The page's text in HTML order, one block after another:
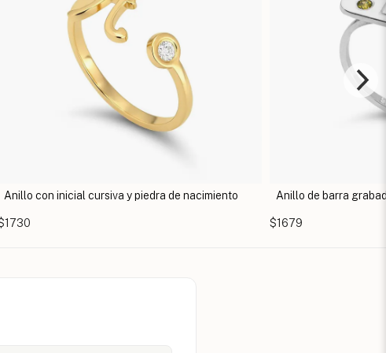
Anillo apilable con
$1108
Anillo de barra grabado con piedra de nacimiento
$1679